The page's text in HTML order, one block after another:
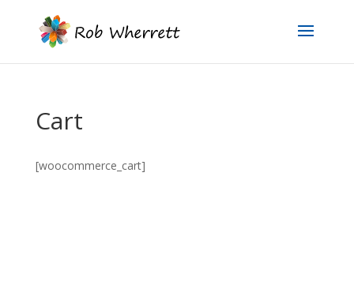
Cart
[woocommerce_cart]